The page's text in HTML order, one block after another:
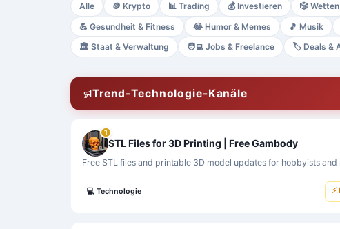
Alle 🪙 Krypto 📊 Trading 💰 Investieren 🎲 Wetten
💪 Gesundheit & Fitness 😂 Humor & Memes 🎵 Musik
🏛️ Staat & Verwaltung 🧑‍💻 Jobs & Freelance 🏷️ Deals &
Trend-Technologie-Kanäle
1
STL Files for 3D Printing | Free Gambody
Free STL files and printable 3D model updates for hobbyists and
💻 Technologie